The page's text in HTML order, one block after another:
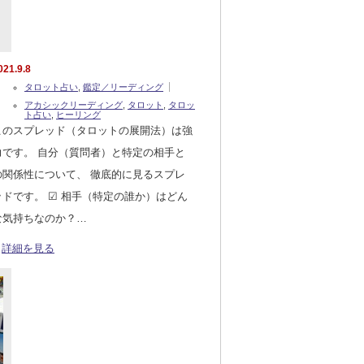
タロット占い 鑑定／リーディング
アカシックリーディング タロット
タロッ
ト占い
ヒーリング
のスプレッド（タロットの展開法）は強
です。 自分（質問者）と特定の相手と
関係性について、 徹底的に見るスプレ
ドです。 ☑ 相手（特定の誰か）はどん
気持ちなのか？…
詳細を見る